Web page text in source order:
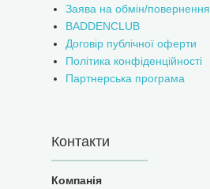
Заява на обмін/повернення
BADDENCLUB
Договір публічної оферти
Політика конфіденційності
Партнерська програма
Контакти